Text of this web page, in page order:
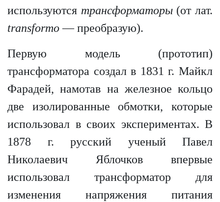
используются трансформаторы(от лат.
transformo— преобразую).
Первую модель (прототип)
трансформатора создал в 1831 г. Майкл
Фарадей, намотав на железное кольцо
две изолированные обмотки, которые
использовал в своих экспериментах. В
1878 г. русский ученый Павел
Николаевич Яблочков впервые
использовал трансформатор для
изменения напряжения питания